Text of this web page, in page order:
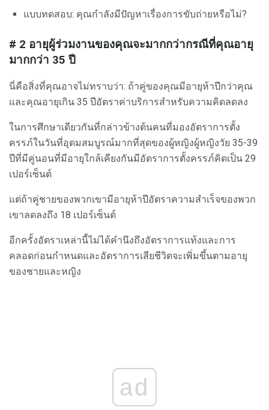
แบบทดสอบ: คุณกำลังมีปัญหาเรื่องการขับถ่ายหรือไม่?
# 2 อายุผู้ร่วมงานของคุณจะมากกว่ากรณีที่คุณอายุ
มากกว่า 35 ปี
นี่คือสิ่งที่คุณอาจไม่ทราบว่า: ถ้าคู่ของคุณมีอายุห้าปีกว่าคุณ
และคุณอายุเกิน 35 ปีอัตราค่าบริการสำหรับความคิดลดลง
ในการศึกษาเดียวกันที่กล่าวข้างต้นคนที่มองอัตราการตั้ง
ครรภ์ในวันที่อุดมสมบูรณ์มากที่สุดของผู้หญิงผู้หญิงวัย 35-39
ปีที่มีคู่นอนที่มีอายุใกล้เคียงกันมีอัตราการตั้งครรภ์คิดเป็น 29
เปอร์เซ็นต์
แต่ถ้าคู่ชายของพวกเขามีอายุห้าปีอัตราความสำเร็จของพวก
เขาลดลงถึง 18 เปอร์เซ็นต์
อีกครั้งอัตราเหล่านี้ไม่ได้คำนึงถึงอัตราการแท้งและการ
คลอดก่อนกำหนดและอัตราการเสียชีวิตจะเพิ่มขึ้นตามอายุ
ของชายและหญิง
ad